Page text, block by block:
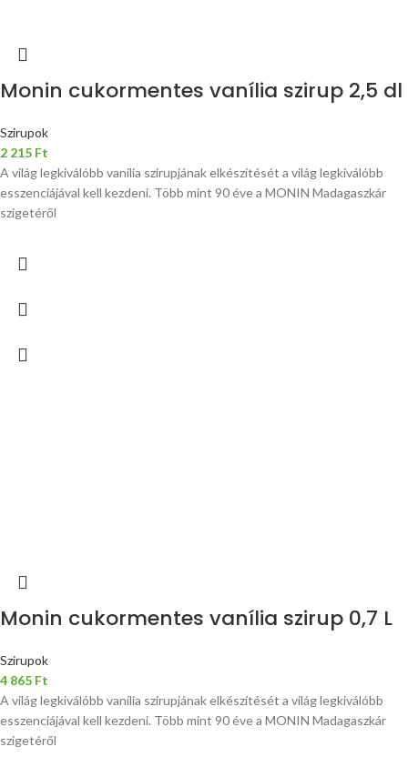
Monin cukormentes vanília szirup 2,5 dl
Szirupok
2 215 Ft
A világ legkiválóbb vanília szirupjának elkészítését a világ legkiválóbb
esszenciájával kell kezdeni. Több mint 90 éve a MONIN Madagaszkár
szigetéről
Monin cukormentes vanília szirup 0,7 L
Szirupok
4 865 Ft
A világ legkiválóbb vanília szirupjának elkészítését a világ legkiválóbb
esszenciájával kell kezdeni. Több mint 90 éve a MONIN Madagaszkár
szigetéről